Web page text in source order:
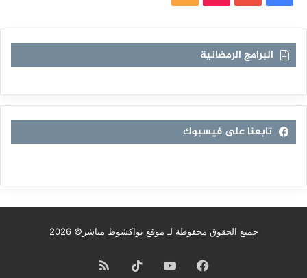
RSS
البرامج الرمضانية
تابعنا على فيسبوك
جميع الحقوق محفوظة لـ موقع نواكشوط مباشر© 2026
فيسبوكيوتيوب TikTokملخص